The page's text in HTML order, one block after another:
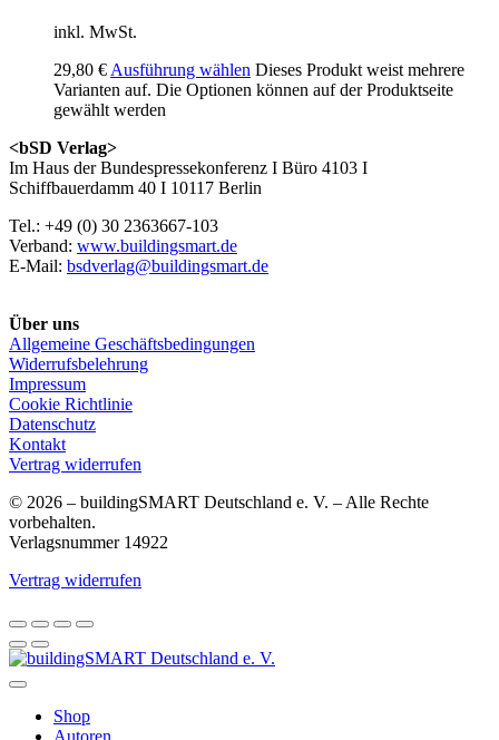
inkl. MwSt.
29,80 € Ausführung wählen Dieses Produkt weist mehrere
Varianten auf. Die Optionen können auf der Produktseite
gewählt werden
<bSD Verlag>
Im Haus der Bundespressekonferenz I Büro 4103 I
Schiffbauerdamm 40 I 10117 Berlin
Tel.: +49 (0) 30 2363667-103
Verband: www.buildingsmart.de
E-Mail: bsdverlag@buildingsmart.de
Über uns
Allgemeine Geschäftsbedingungen
Widerrufsbelehrung
Impressum
Cookie Richtlinie
Datenschutz
Kontakt
Vertrag widerrufen
© 2026 – buildingSMART Deutschland e. V. – Alle Rechte
vorbehalten.
Verlagsnummer 14922
Vertrag widerrufen
Shop
Autoren